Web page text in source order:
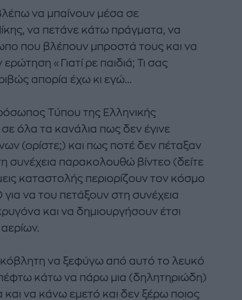
να μπαίνουν μέσα σε
να πετάνε κάτω πράγματα, να
που βλέπουν μπροστά τους και να
«Γιατί ρε παιδιά; Τι σας
απορία έχω κι εγώ...
Τύπου της Ελληνικής
όλα τα κανάλια πως δεν έγινε
(ορίστε;) και πως ποτέ δεν πέταξαν
παρακολουθώ βίντεο (δείτε
καταστολής περιορίζουν τον κόσμο
να του πετάξουν στη συνέχεια
και να δημιουργήσουν έτσι
να ξεφύγω από αυτό το λευκό
πέφτω κάτω να πάρω μια (δηλητηριώδη)
να κάνω εμετό και δεν ξέρω ποιος